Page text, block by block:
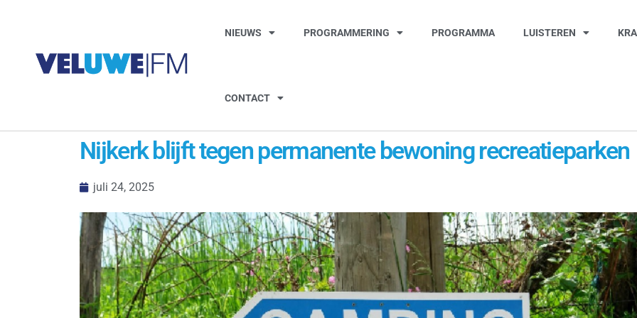
NIEUWS PROGRAMMERING PROGRAMMA LUISTEREN
CONTACT
Nijkerk blijft tegen permanente bewoning recreatieparken
juli 24, 2025